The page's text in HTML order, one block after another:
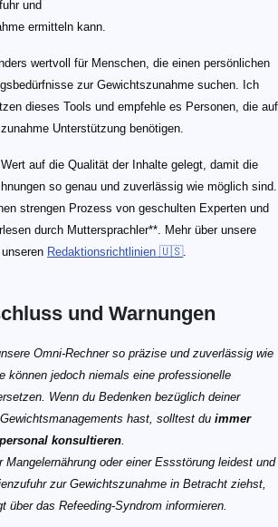
und
ermitteln kann.
wertvoll für Menschen, die einen persönlichen
zur Gewichtszunahme suchen. Ich
dieses Tools und empfehle es Personen, die auf
Unterstützung benötigen.
auf die Qualität der Inhalte gelegt, damit die
so genau und zuverlässig wie möglich sind.
strengen Prozess von geschulten Experten und
durch Muttersprachler**. Mehr über unsere
Redaktionsrichtlinien 🇺🇸.
und Warnungen
Omni-Rechner so präzise und zuverlässig wie
können jedoch niemals eine professionelle
Wenn du Bedenken bezüglich deiner
hast, solltest du immer
konsultieren.
Mangelernährung oder einer Essstörung leidest und
zur Gewichtszunahme in Betracht ziehst,
über das Refeeding-Syndrom informieren.